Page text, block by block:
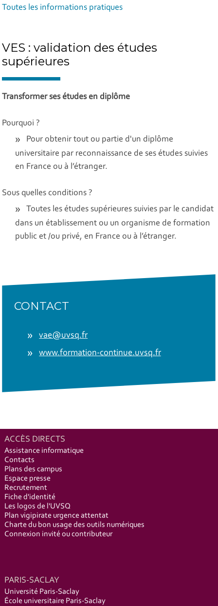
Toutes les informations pratiques
VES : validation des études
supérieures
Transformer ses études en diplôme
Pourquoi ?
Pour obtenir tout ou partie d'un diplôme
universitaire par reconnaissance de ses études suivies
en France ou à l’étranger.
Sous quelles conditions ?
Toutes les études supérieures suivies par le candidat
dans un établissement ou un organisme de formation
public et /ou privé, en France ou à l’étranger.
CONTACT
vae@uvsq.fr
www.formation-continue.uvsq.fr
ACCÈS DIRECTS
Assistance informatique
Contacts
Plans des campus
Espace presse
Recrutement
Fiche d'identité
Les logos de l'UVSQ
Plan vigipirate urgence attentat
Charte du bon usage des outils numériques
Connexion invité ou contributeur
PARIS-SACLAY
Université Paris-Saclay
École universitaire Paris-Saclay